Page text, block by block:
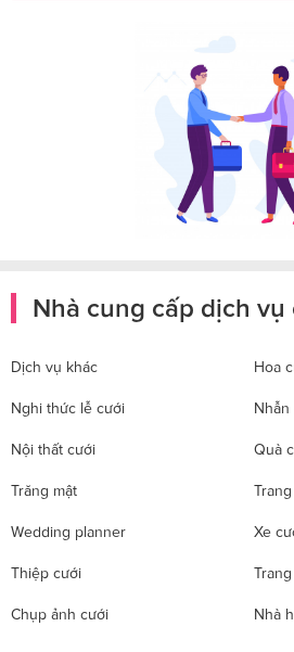
Nhà cung cấp dịch vụ
Dịch vụ khác Hoa
Nghi thức lễ cưới Nhẫn
Nội thất cưới Quà
Trăng mật
Wedding planner Xe
Thiệp cưới
Chụp ảnh cưới Nhà